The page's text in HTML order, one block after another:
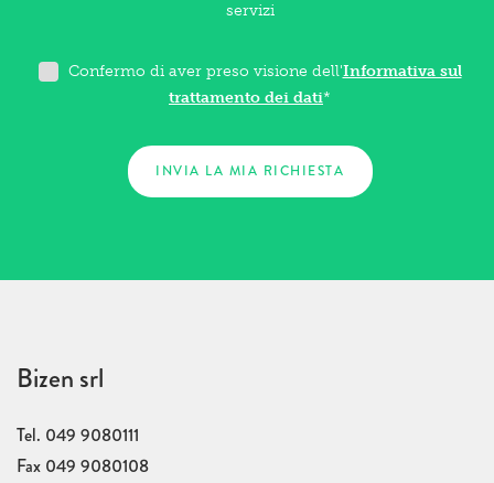
servizi
Confermo di aver preso visione dell'Informativa sul
trattamento dei dati*
Bizen srl
Tel. 049 9080111
Fax 049 9080108